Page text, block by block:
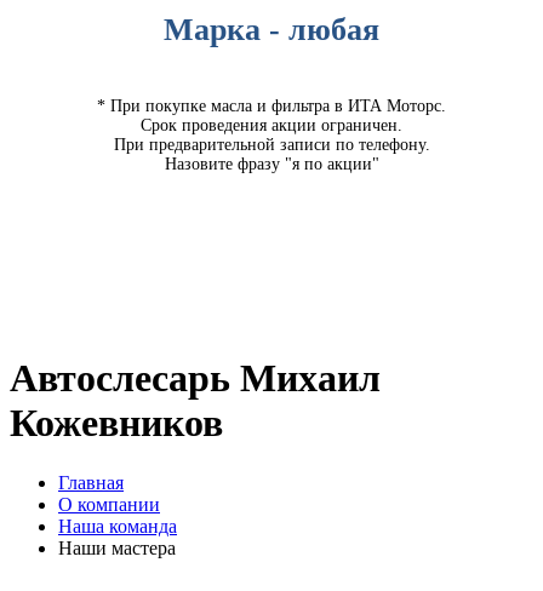
Марка - любая
* При покупке масла и фильтра в ИТА Моторс.
Срок проведения акции ограничен.
При предварительной записи по телефону.
Назовите фразу "я по акции"
Автослесарь Михаил
Кожевников
Главная
О компании
Наша команда
Наши мастера